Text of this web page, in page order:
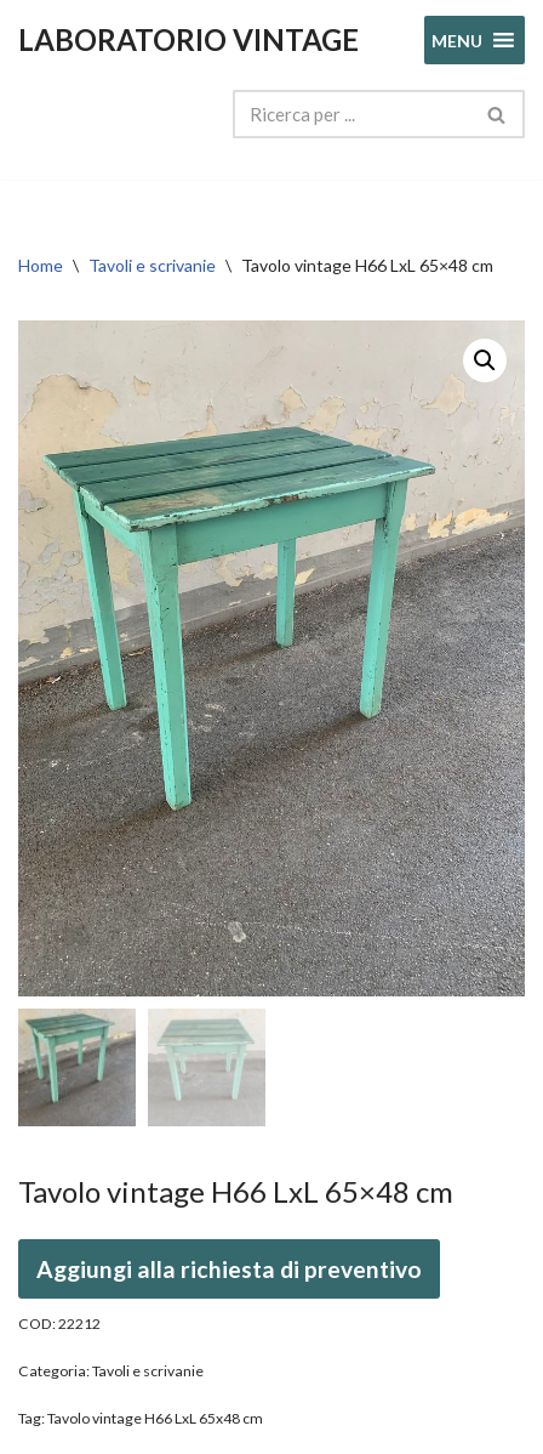
LABORATORIO VINTAGE MENU
Home \ Tavoli e scrivanie \ Tavolo vintage H66 LxL 65×48 cm
Tavolo vintage H66 LxL 65×48 cm
Aggiungi alla richiesta di preventivo
COD:22212
Categoria:Tavoli e scrivanie
Tag:Tavolo vintage H66 LxL 65x48 cm